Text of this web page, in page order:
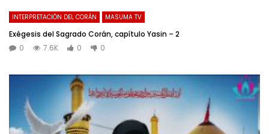
INTERPRETACIÓN DEL CORÁN MASUMA TV
Exégesis del Sagrado Corán, capítulo Yasin – 2
0
7.6K 0 0